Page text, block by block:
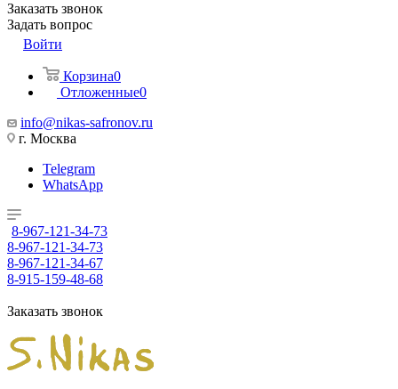
Заказать звонок
Задать вопрос
Войти
Корзина0
Отложенные0
info@nikas-safronov.ru
г. Москва
Telegram
WhatsApp
8-967-121-34-73
8-967-121-34-73
8-967-121-34-67
8-915-159-48-68
Заказать звонок